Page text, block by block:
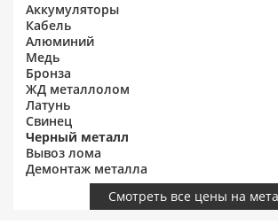
Аккумуляторы
Кабель
Алюминий
Медь
Бронза
ЖД металлолом
Латунь
Свинец
Черный металл
Вывоз лома
Демонтаж металла
Смотреть все цены на